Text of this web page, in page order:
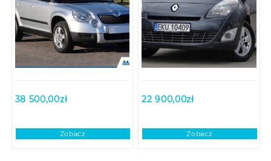
38 500,00zł
Zobacz
22 900,00zł
Zobacz